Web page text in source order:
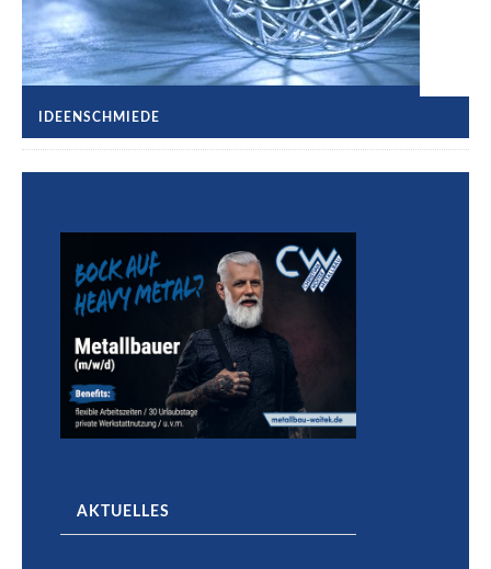
IDEENSCHMIEDE
AKTUELLES